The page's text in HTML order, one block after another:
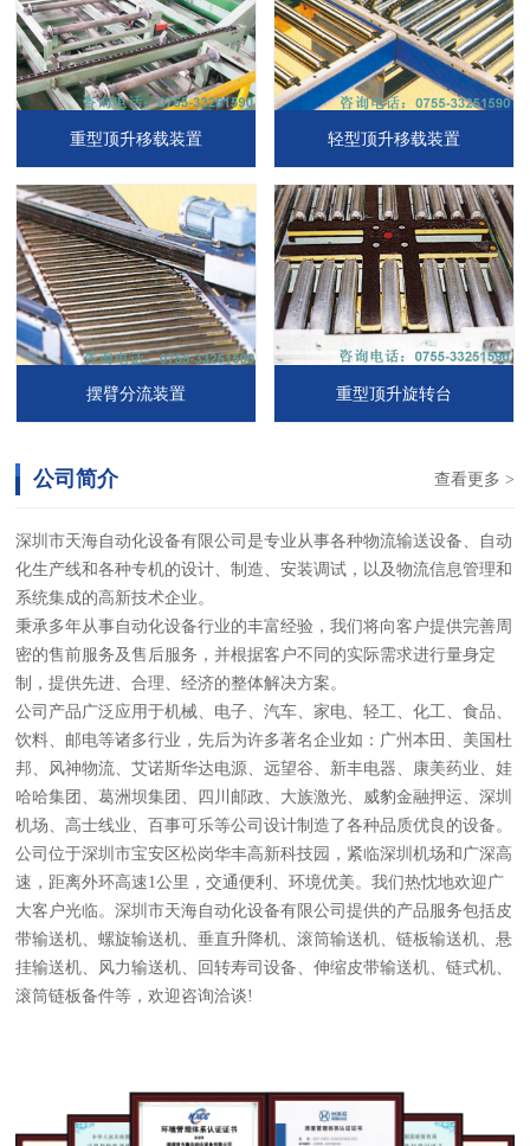
重型顶升移载装置 轻型顶升移载装置
摆臂分流装置 重型顶升旋转台
查看更多 >
公司简介
深圳市天海自动化设备有限公司是专业从事各种物流输送设备、自动
化生产线和各种专机的设计、制造、安装调试，以及物流信息管理和
系统集成的高新技术企业。
秉承多年从事自动化设备行业的丰富经验，我们将向客户提供完善周
密的售前服务及售后服务，并根据客户不同的实际需求进行量身定
制，提供先进、合理、经济的整体解决方案。
公司产品广泛应用于机械、电子、汽车、家电、轻工、化工、食品、
饮料、邮电等诸多行业，先后为许多著名企业如：广州本田、美国杜
邦、风神物流、艾诺斯华达电源、远望谷、新丰电器、康美药业、娃
哈哈集团、葛洲坝集团、四川邮政、大族激光、威豹金融押运、深圳
机场、高士线业、百事可乐等公司设计制造了各种品质优良的设备。
公司位于深圳市宝安区松岗华丰高新科技园，紧临深圳机场和广深高
速，距离外环高速1公里，交通便利、环境优美。我们热忱地欢迎广
大客户光临。深圳市天海自动化设备有限公司提供的产品服务包括皮
带输送机、螺旋输送机、垂直升降机、滚筒输送机、链板输送机、悬
挂输送机、风力输送机、回转寿司设备、伸缩皮带输送机、链式机、
滚筒链板备件等，欢迎咨询洽谈!